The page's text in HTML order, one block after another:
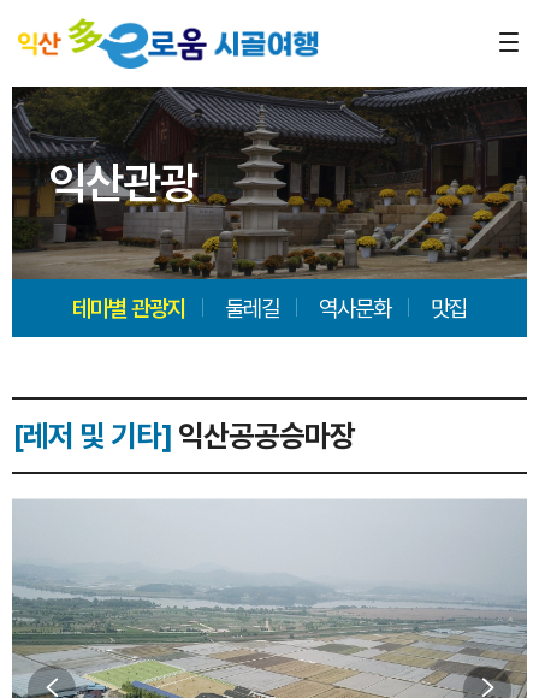
익산관광
테마별 관광지 둘레길 역사문화 맛집
[레저 및 기타] 익산공공승마장